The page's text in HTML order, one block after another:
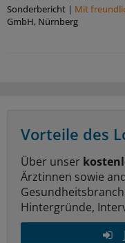
Sonderbericht | Mit
GmbH, Nürnberg
Vorteile des
Über unser
Ärztinnen sowie
Hintergründe,